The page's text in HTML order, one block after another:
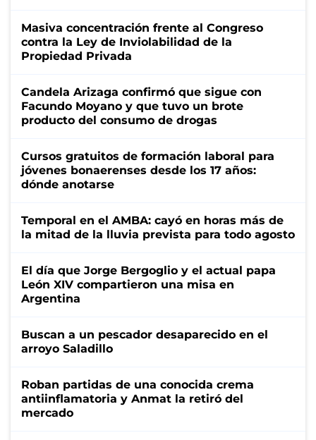
Masiva concentración frente al Congreso
contra la Ley de Inviolabilidad de la
Propiedad Privada
Candela Arizaga confirmó que sigue con
Facundo Moyano y que tuvo un brote
producto del consumo de drogas
Cursos gratuitos de formación laboral para
jóvenes bonaerenses desde los 17 años:
dónde anotarse
Temporal en el AMBA: cayó en horas más de
la mitad de la lluvia prevista para todo agosto
El día que Jorge Bergoglio y el actual papa
León XIV compartieron una misa en
Argentina
Buscan a un pescador desaparecido en el
arroyo Saladillo
Roban partidas de una conocida crema
antiinflamatoria y Anmat la retiró del
mercado